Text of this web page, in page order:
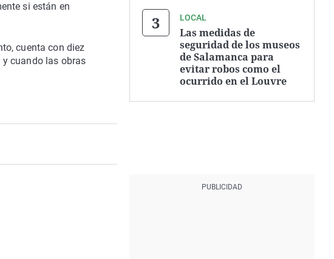
si están en
cuenta con diez
cuando las obras
LOCAL
Las medidas de
seguridad de los museos
de Salamanca para
evitar robos como el
ocurrido en el Louvre